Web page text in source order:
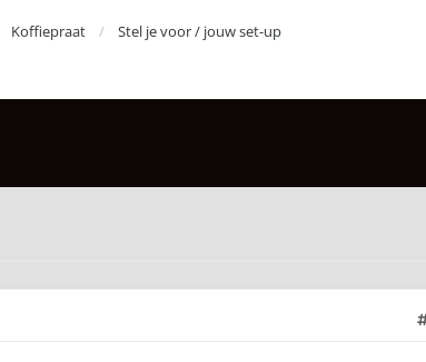
Koffiepraat Stel je voor / jouw set-up